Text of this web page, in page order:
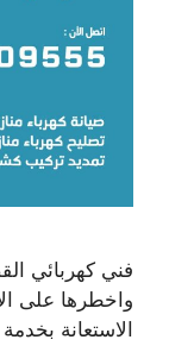
فني كهربائي
واخطرها على
الاستعانة